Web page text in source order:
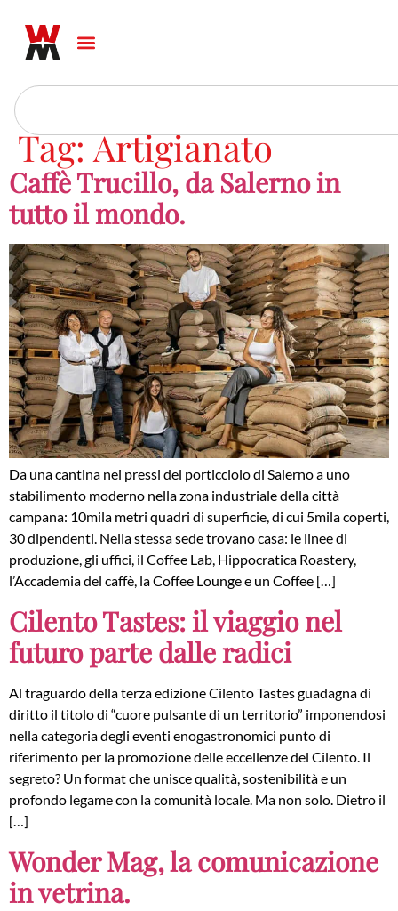
Tag:Artigianato
Caffè Trucillo, da Salerno in
tutto il mondo.
Da una cantina nei pressi del porticciolo di Salerno a uno
stabilimento moderno nella zona industriale della città
campana: 10mila metri quadri di superficie, di cui 5mila coperti,
30 dipendenti. Nella stessa sede trovano casa: le linee di
produzione, gli uffici, il Coffee Lab, Hippocratica Roastery,
l’Accademia del caffè, la Coffee Lounge e un Coffee […]
Cilento Tastes: il viaggio nel
futuro parte dalle radici
Al traguardo della terza edizione Cilento Tastes guadagna di
diritto il titolo di “cuore pulsante di un territorio” imponendosi
nella categoria degli eventi enogastronomici punto di
riferimento per la promozione delle eccellenze del Cilento. Il
segreto? Un format che unisce qualità, sostenibilità e un
profondo legame con la comunità locale. Ma non solo. Dietro il
[…]
Wonder Mag, la comunicazione
in vetrina.